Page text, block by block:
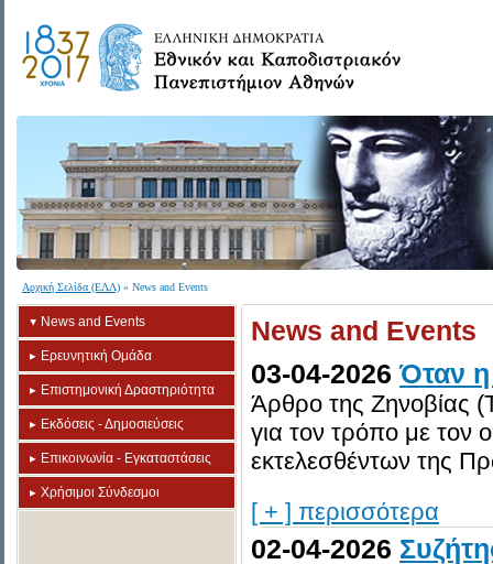
Αρχική Σελίδα (ΕΛΛ) » News and Events
News and Events
Ερευνητική Ομάδα
Επιστημονική Δραστηριότητα
Εκδόσεις - Δημοσιεύσεις
Επικοινωνία - Εγκαταστάσεις
Χρήσιμοι Σύνδεσμοι
News and Events
03-04-2026 Όταν η
Άρθρο της Ζηνοβίας
για τον τρόπο με τον
εκτελεσθέντων της
[ + ] περισσότερα
02-04-2026